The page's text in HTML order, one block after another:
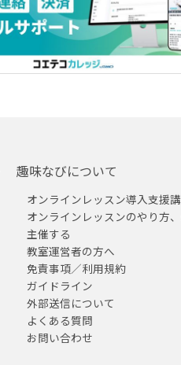
趣味なびについて
オンラインレッスン導入支援
オンラインレッスンのやり方
主催する
教室運営者の方へ
免責事項／利用規約
ガイドライン
外部送信について
よくある質問
お問い合わせ